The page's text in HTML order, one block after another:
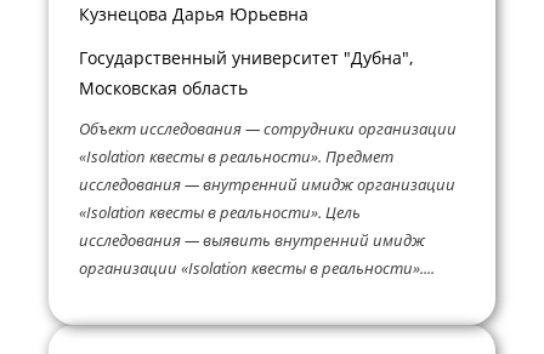
Кузнецова Дарья Юрьевна
Государственный университет "Дубна",
Московская область
Объект исследования — сотрудники организации
«Isolation квесты в реальности». Предмет
исследования — внутренний имидж организации
«Isolation квесты в реальности». Цель
исследования — выявить внутренний имидж
организации «Isolation квесты в реальности»....